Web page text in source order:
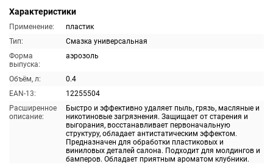
Характеристики
Применение:
пластик
Тип:
Смазка универсальная
Форма
выпуска:
аэрозоль
Объём, л:
0.4
EAN-13:
12255504
Расширенное
описание:
Быстро и эффективно удаляет пыль, грязь, масляные и
никотиновые загрязнения. Защищает от старения и
выгорания, восстанавливает первоначальную
структуру, обладает антистатическим эффектом.
Предназначен для обработки пластиковых и
виниловых деталей салона. Подходит для молдингов и
бамперов. Обладает приятным ароматом клубники.